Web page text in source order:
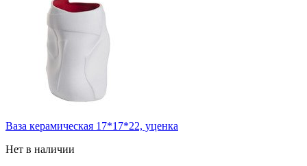
Ваза керамическая 17*17*22, уценка
Нет в наличии